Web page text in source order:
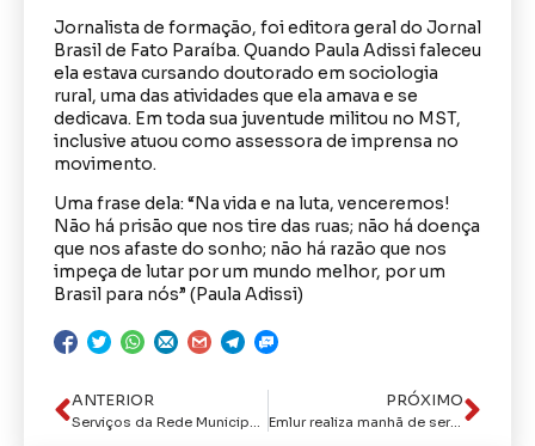
Jornalista de formação, foi editora geral do Jornal
Brasil de Fato Paraíba. Quando Paula Adissi faleceu
ela estava cursando doutorado em sociologia
rural, uma das atividades que ela amava e se
dedicava. Em toda sua juventude militou no MST,
inclusive atuou como assessora de imprensa no
movimento.
Uma frase dela: “Na vida e na luta, venceremos!
Não há prisão que nos tire das ruas; não há doença
que nos afaste do sonho; não há razão que nos
impeça de lutar por um mundo melhor, por um
Brasil para nós” (Paula Adissi)
ANTERIOR
Serviços da Rede Municipal de Saúde contribuem para mudanças na vida de usuárias
PRÓXIMO
Emlur realiza manhã de serviços de beleza e saúde em homenagem ao Dia Internacional da Mulher